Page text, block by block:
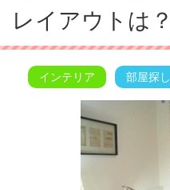
レイアウトは？
インテリア 部屋探し